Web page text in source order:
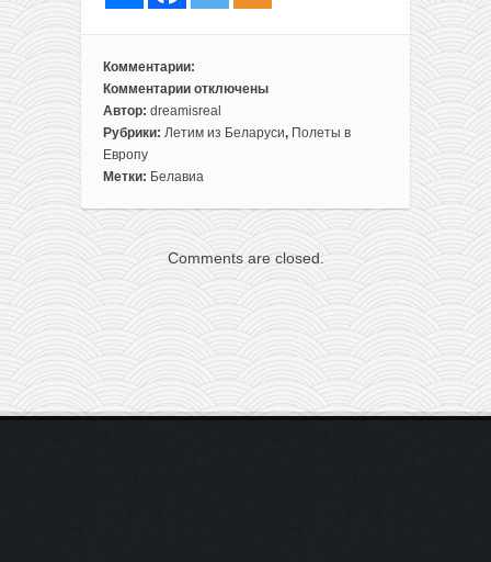
Комментарии:
Комментарии
к
записи
Распродажа
Белавиа:
Минска
туда-
обратно,
Стамбул
200€,
Дубай
отключены
Автор: dreamisreal
Рубрики: Летим из Беларуси, Полеты в
Европу
Метки: Белавиа
Comments are closed.